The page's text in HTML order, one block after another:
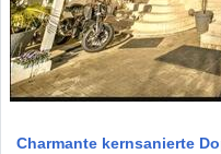
Charmante kernsanierte